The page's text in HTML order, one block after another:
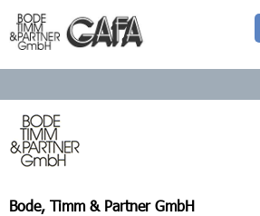
Bode, Timm & Partner GmbH